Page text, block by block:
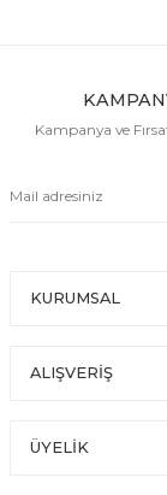
Kampanya ve
KURUMSAL
ALIŞVERİŞ
ÜYELİK